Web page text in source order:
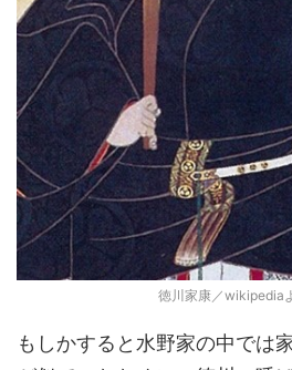
徳川家康／wikipedia
もしかすると水野家の中では